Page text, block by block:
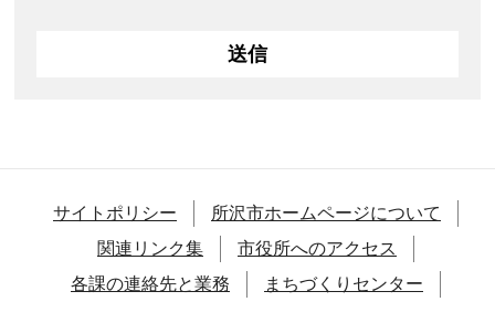
サイトポリシー
所沢市ホームページについて
関連リンク集
市役所へのアクセス
各課の連絡先と業務
まちづくりセンター